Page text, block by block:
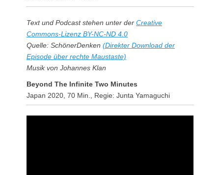
Text und Podcast stehen unter der Creative
Commons-Lizenz BY-NC-ND 4.0
Quelle: SchönerDenken (Direkter Download der
Episode über rechte Maustaste)
Musik von Johannes Klan
Beyond The Infinite Two Minutes
Japan 2020, 70 Min., Regie: Junta Yamaguchi